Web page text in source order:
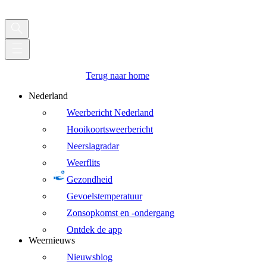
Terug naar home
Nederland
Weerbericht Nederland
Hooikoortsweerbericht
Neerslagradar
Weerflits
Gezondheid
Gevoelstemperatuur
Zonsopkomst en -ondergang
Ontdek de app
Weernieuws
Nieuwsblog